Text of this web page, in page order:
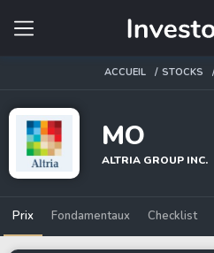
ACCUEIL STOCKS
MO
ALTRIA GROUP INC.
Prix Fondamentaux Checklist